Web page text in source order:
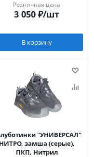
Розничная цена
3 050 ₽/шт
В корзину
"УНИВЕРСАЛ"
НИТРО, замша (серые),
ПКП, Нитрил